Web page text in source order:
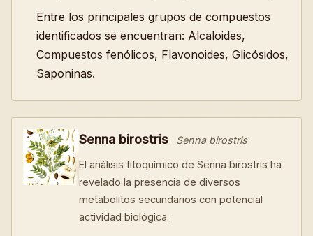
Entre los principales grupos de compuestos
identificados se encuentran: Alcaloides,
Compuestos fenólicos, Flavonoides, Glicósidos,
Saponinas.
Senna birostris Senna birostris
El análisis fitoquímico de Senna birostris ha
revelado la presencia de diversos
metabolitos secundarios con potencial
actividad biológica.